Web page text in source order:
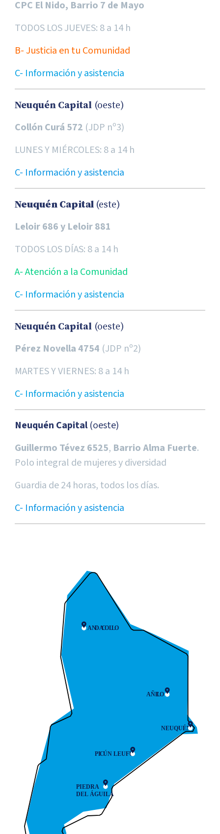
CPC El Nido, Barrio 7 de Mayo
TODOS LOS JUEVES: 8 a 14 h
B- Justicia en tu Comunidad
C- Información y asistencia
Neuquén Capital (oeste)
Collón Curá 572 (JDP nº3)
LUNES Y MIÉRCOLES: 8 a 14 h
C- Información y asistencia
Neuquén Capital (este)
Leloir 686 y Leloir 881
TODOS LOS DÍAS: 8 a 14 h
A- Atención a la Comunidad
C- Información y asistencia
Neuquén Capital (oeste)
Pérez Novella 4754 (JDP nº2)
MARTES Y VIERNES: 8 a 14 h
C- Información y asistencia
Neuquén Capital(oeste)
Guillermo Tévez 6525, Barrio Alma Fuerte.
Polo integral de mujeres y diversidad
Guardia de 24 horas, todos los días.
C- Información y asistencia